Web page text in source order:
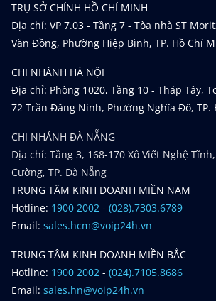
TRỤ SỞ CHÍNH HỒ CHÍ MINH
Địa chỉ: VP 7.03 - Tầng 7 - Tòa nhà ST
Văn Đồng, Phường Hiệp Bình, TP. Hồ Chí
CHI NHÁNH HÀ NỘI
Địa chỉ: Phòng 1020, Tầng 10 - Tháp Tây,
72 Trần Đăng Ninh, Phường Nghĩa Đô, TP.
CHI NHÁNH ĐÀ NẴNG
Địa chỉ: Tầng 3, 168-170 Xô Viết Nghệ
Cường, TP. Đà Nẵng
TRUNG TÂM KINH DOANH MIỀN NAM
Hotline: 1900 2002 - (028).7303.6789
Email: sales.hcm@voip24h.vn
TRUNG TÂM KINH DOANH MIỀN BẮC
Hotline: 1900 2002 - (024).7105.8686
Email: sales.hn@voip24h.vn